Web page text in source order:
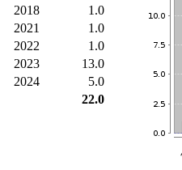
2018
1.0
2021
1.0
2022
1.0
2023
13.0
2024
5.0
22.0